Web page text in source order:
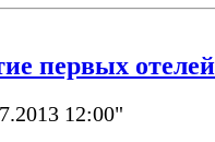
первых
12:00"